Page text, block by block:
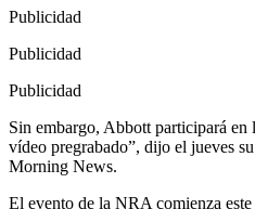
Publicidad
Publicidad
Publicidad
Sin embargo, Abbott participará en
vídeo pregrabado”, dijo el jueves
Morning News.
El evento de la NRA comienza